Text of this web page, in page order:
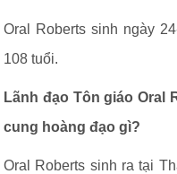
Oral Roberts sinh ngày
108 tuổi.
Lãnh đạo Tôn giáo Oral
cung hoàng đạo gì?
Oral Roberts sinh ra tại